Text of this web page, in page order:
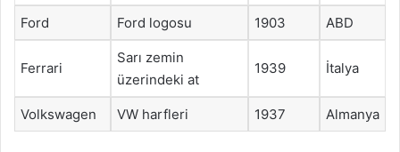
Ford Ford logosu 1903 ABD
Ferrari
Sarı zemin
üzerindeki at
1939 İtalya
Volkswagen VW harfleri 1937 Almanya